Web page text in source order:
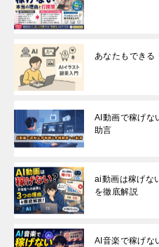
あなたもできる
AI動画で稼げな
助言
ai動画は稼げな
を徹底解説
AI音楽で稼げな